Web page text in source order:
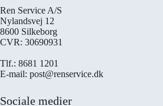
Ren Service A/S
Nylandsvej 12
8600 Silkeborg
CVR: 30690931
Tlf.: 8681 1201
E-mail: post@renservice.dk
Sociale medier